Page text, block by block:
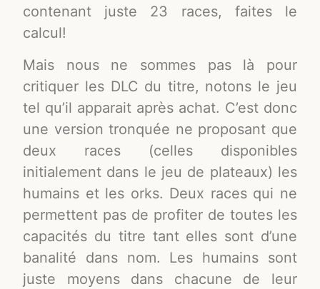
contenant juste 23 races, faites le
calcul!
Mais nous ne sommes pas là pour
critiquer les DLC du titre, notons le jeu
tel qu’il apparait après achat. C’est donc
une version tronquée ne proposant que
deux races (celles disponibles
initialement dans le jeu de plateaux) les
humains et les orks. Deux races qui ne
permettent pas de profiter de toutes les
capacités du titre tant elles sont d’une
banalité dans nom. Les humains sont
juste moyens dans chacune de leur